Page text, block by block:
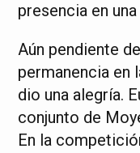
presencia en
Aún pendiente
permanencia en
dio una alegría.
conjunto de
En la